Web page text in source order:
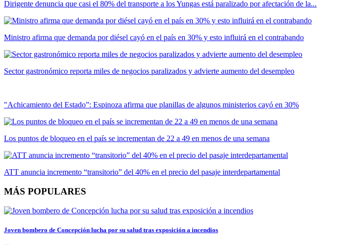
Dirigente denuncia que casi el 80% del transporte a los Yungas está paralizado por afectación de la...
Ministro afirma que demanda por diésel cayó en el país en 30% y esto influirá en el contrabando
Sector gastronómico reporta miles de negocios paralizados y advierte aumento del desempleo
"Achicamiento del Estado”: Espinoza afirma que planillas de algunos ministerios cayó en 30%
Los puntos de bloqueo en el país se incrementan de 22 a 49 en menos de una semana
ATT anuncia incremento “transitorio” del 40% en el precio del pasaje interdepartamental
MÁS POPULARES
Joven bombero de Concepción lucha por su salud tras exposición a incendios